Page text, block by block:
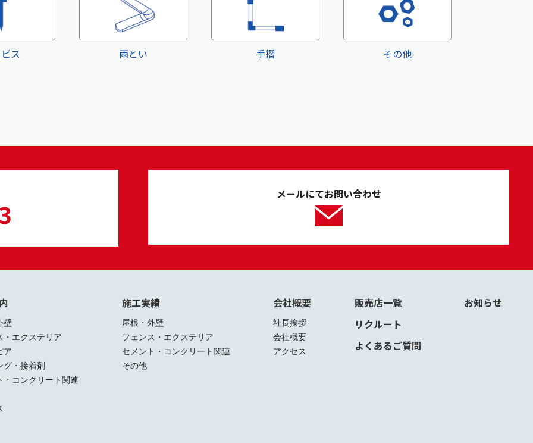
ス 雨とい 手摺 その他
メールにてお問い合わせ
壁
・エクステリア
ア
グ・接着剤
・コンクリート関連
施工実績
屋根・外壁
フェンス・エクステリア
セメント・コンクリート関連
その他
会社概要
社長挨拶
会社概要
アクセス
販売店一覧
リクルート
よくあるご質問
お知らせ